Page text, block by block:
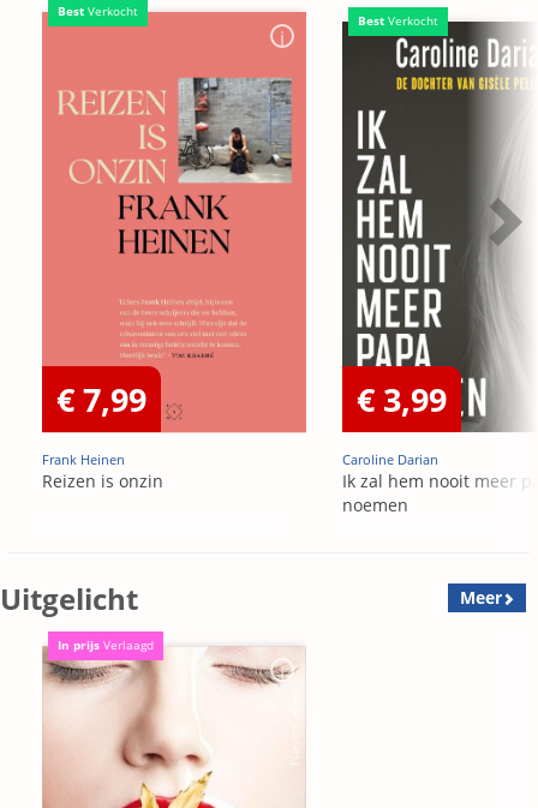
Best Verkocht
€ 7,99
Frank Heinen
Reizen is onzin
Best Verkocht
€ 3,99
Caroline Darian
Ik zal hem nooit meer
noemen
Uitgelicht Meer
In prijs Verlaagd